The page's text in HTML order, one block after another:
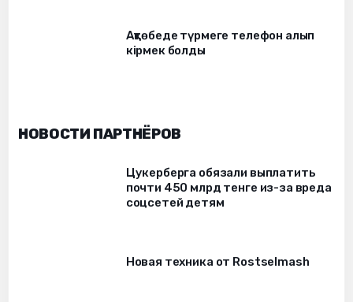
Ақтөбеде түрмеге телефон алып
кірмек болды
НОВОСТИ ПАРТНЁРОВ
Цукерберга обязали выплатить
почти 450 млрд тенге из-за вреда
соцсетей детям
Новая техника от Rostselmash